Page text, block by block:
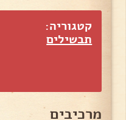
קטגוריה:
תבשילים
מרכיבים